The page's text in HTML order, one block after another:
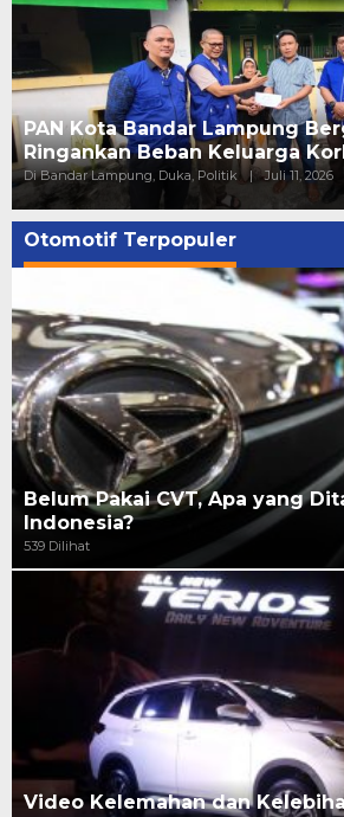
PAN Kota Bandar Lampung
Ringankan Beban Keluarga
Di Bandar Lampung, Duka, Politik | Juli 11, 2026
Otomotif Terpopuler
Belum Pakai CVT, Apa yang
Indonesia?
539 Dilihat
Video Kelemahan dan